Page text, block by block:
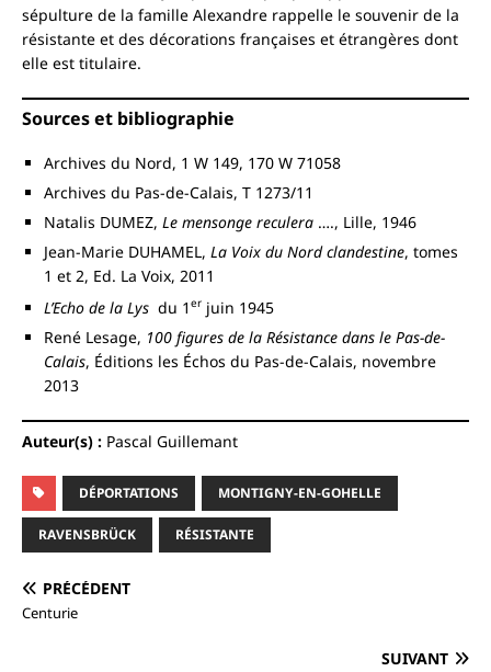
sépulture de la famille Alexandre rappelle le souvenir de la
résistante et des décorations françaises et étrangères dont
elle est titulaire.
Sources et bibliographie
Archives du Nord, 1 W 149, 170 W 71058
Archives du Pas-de-Calais, T 1273/11
Natalis DUMEZ, Le mensonge reculera …., Lille, 1946
Jean-Marie DUHAMEL, La Voix du Nord clandestine, tomes
1 et 2, Ed. La Voix, 2011
L’Echo de la Lys du 1 er juin 1945
René Lesage, 100 figures de la Résistance dans le Pas-de-
Calais, Éditions les Échos du Pas-de-Calais, novembre
2013
Auteur(s) : Pascal Guillemant
DÉPORTATIONS MONTIGNY-EN-GOHELLE
RAVENSBRÜCK RÉSISTANTE
PRÉCÉDENT
Centurie
SUIVANT